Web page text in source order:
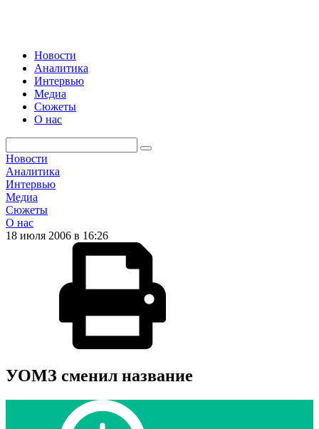
Новости
Аналитика
Интервью
Медиа
Сюжеты
О нас
Новости
Аналитика
Интервью
Медиа
Сюжеты
О нас
18 июля 2006 в 16:26
УОМЗ сменил название